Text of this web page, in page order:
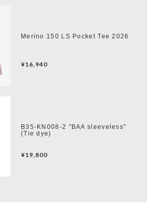
Merino 150 LS Pocket Tee 2026
¥16,940
B35-KN008-2 "BAA sleeveless"
(Tie dye)
¥19,800